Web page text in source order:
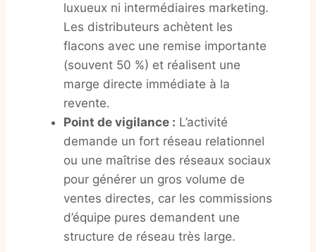
luxueux ni intermédiaires marketing.
Les distributeurs achètent les
flacons avec une remise importante
(souvent 50 %) et réalisent une
marge directe immédiate à la
revente.
Point de vigilance : L’activité
demande un fort réseau relationnel
ou une maîtrise des réseaux sociaux
pour générer un gros volume de
ventes directes, car les commissions
d’équipe pures demandent une
structure de réseau très large.